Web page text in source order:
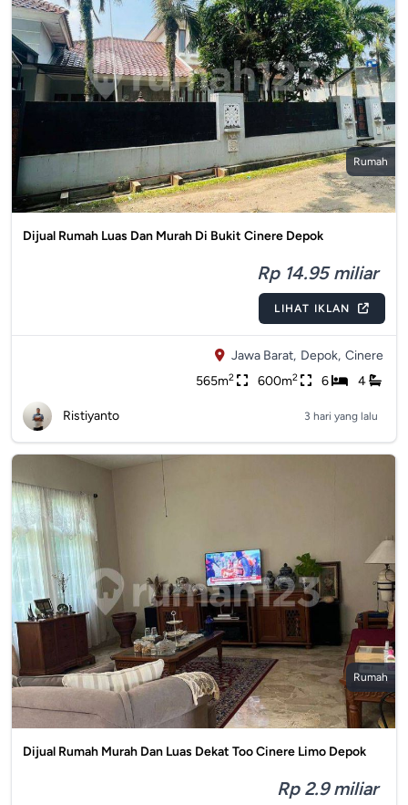
Rumah
Dijual Rumah Luas Dan Murah Di Bukit Cinere Depok
Rp 14.95 miliar
LIHAT IKLAN
Jawa Barat, Depok, Cinere
565m2 600m2 6 4
Ristiyanto 3 hari yang lalu
Rumah
Dijual Rumah Murah Dan Luas Dekat Too Cinere Limo Depok
Rp 2.9 miliar